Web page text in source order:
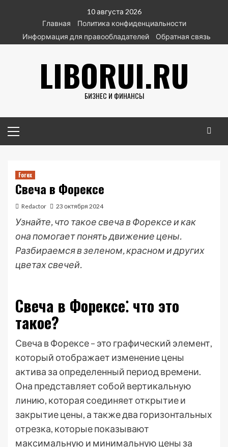
содержимому
10 августа 2026
Главная
Политика конфиденциальности
Информация для правообладателей
Обратная связь
LIBORUI.RU
БИЗНЕС И ФИНАНСЫ
меню
Forex
Свеча в Форексе
Redactor 23 октября 2024
Узнайте, что такое свеча в Форексе и как
она помогает понять движение цены.
Разбираемся в зеленом, красном и других
цветах свечей.
Свеча в Форексе⁚ что это
такое?
Свеча в Форексе – это графический элемент,
который отображает изменение цены
актива за определенный период времени.
Она представляет собой вертикальную
линию, которая соединяет открытие и
закрытие цены, а также два горизонтальных
отрезка, которые показывают
максимальную и минимальную цены за